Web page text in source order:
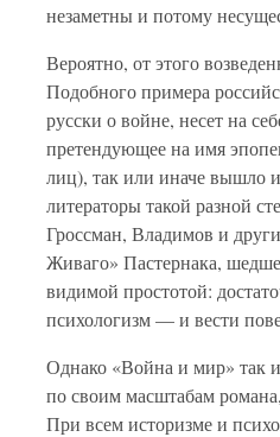
незаметны и потому
Вероятно, от этого
Подобного примера
русски о войне, несет на
претендующее на имя
лиц), так или иначе вышло
литераторы такой разной
Гроссман, Владимов и
Живаго» Пастернака,
видимой простотой:
психологизм — и вести
Однако «Война и мир» так
по своим масштабам
При всем историзме и